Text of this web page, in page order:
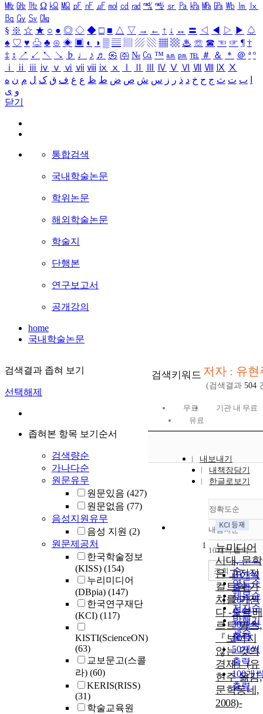
㎒ ㎓ ㎔ Ω ㏀ ㏁ ㎊ ㎋ ㎌ ㏖ ㏅ ㎭ ㎮ ㎯ ㏛ ㎩ ㎪ ㎫ ㎬ ㏝ ㏐
㏓
㏃ ㏉ ㏜ ㏆
§ ※ ☆ ★ ○ ● ◎ ◇ ◆ □ ■ △ ▽ → ← ↑ ↓ ↔ 〓 ◁ ◀ ▷ ▶ ♤
♠ ♡ ♥ ♧ ♣ ⊙ ◈ ▣ ◐ ◑ ▒ ▤ ▨ ▧ ▦ ▩ ♨ ☏ ☎ ☜ ☞ ¶ †
‡ ↕ ↗ ↙ ↖ ↘ ♭ ♩ ♪ ♬ ㉿ ㈜ № ㏇ ™ ㏂ ㏘ ℡ ＃ ＆ ＊ ＠ ª º
ⅰ
ⅱ ⅲ ⅳ ⅴ ⅵ ⅶ ⅷ ⅸ ⅹ Ⅳ Ⅴ Ⅵ Ⅶ Ⅷ Ⅸ Ⅹ
ب ت ث ج ح خ د ذ ر ز س ش ص ض ط ظ ع غ ف ق ک ل م ن ه
و ی
닫기
통합검색
국내학술논문
학위논문
해외학술논문
학술지
단행본
연구보고서
공개강의
home
국내학술논문
검색결과 좁혀 보기
선택해제
좁혀본 항목 보기순서
검색량순
가나다순
원문유무
원문있음 (427)
원문없음 (77)
음성지원유무
음성 지원 (2)
원문제공처
한국학술정보
(KISS) (154)
누리미디어
(DBpia) (147)
한국연구재단
(KCI) (117)
KISTI(ScienceON)
(63)
교보문고(스콜
라) (60)
KERIS(RISS)
(31)
학술교육원
검색키워드 저자 : 유현
(검색결과 504
무료
기관 내 무료
유료
내보내기
내책장담기
한글로보기
정확도순
정확도
순
인기도
순
연도순
제목순
저자순
발행기
관순
내림차순
내림차
10개씩 출력
10개씩
출력
20개씩
출력
30개씩
출력
50개씩
출력
100개
출력
조회
1
뉴미디어
시대, 문학
은 고전적
컬트의 가
치를 가진
다 -노르베
르트 볼츠,
『보이지
않는 것의
경제』(유
현주 옮김,
문학동네,
2008)-